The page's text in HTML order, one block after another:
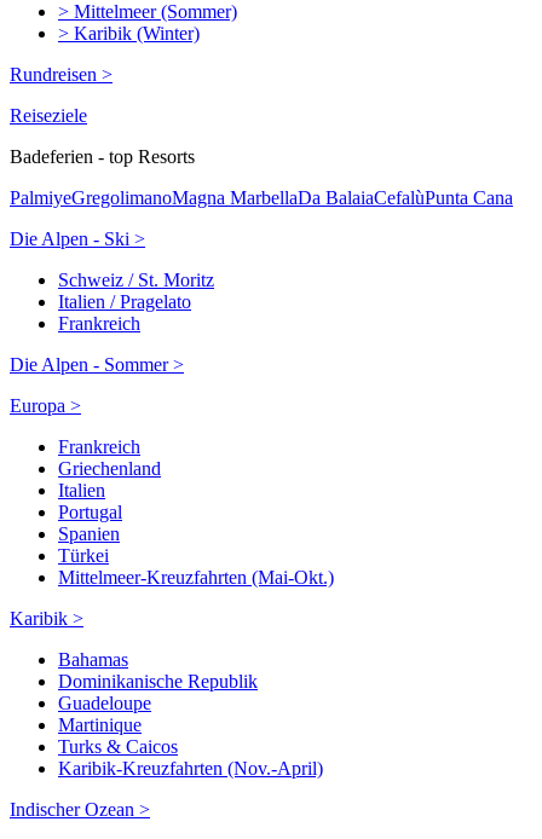
> Mittelmeer (Sommer)
> Karibik (Winter)
Rundreisen >
Reiseziele
Badeferien - top Resorts
PalmiyeGregolimanoMagna MarbellaDa BalaiaCefalùPunta Cana
Die Alpen - Ski >
Schweiz / St. Moritz
Italien / Pragelato
Frankreich
Die Alpen - Sommer >
Europa >
Frankreich
Griechenland
Italien
Portugal
Spanien
Türkei
Mittelmeer-Kreuzfahrten (Mai-Okt.)
Karibik >
Bahamas
Dominikanische Republik
Guadeloupe
Martinique
Turks & Caicos
Karibik-Kreuzfahrten (Nov.-April)
Indischer Ozean >